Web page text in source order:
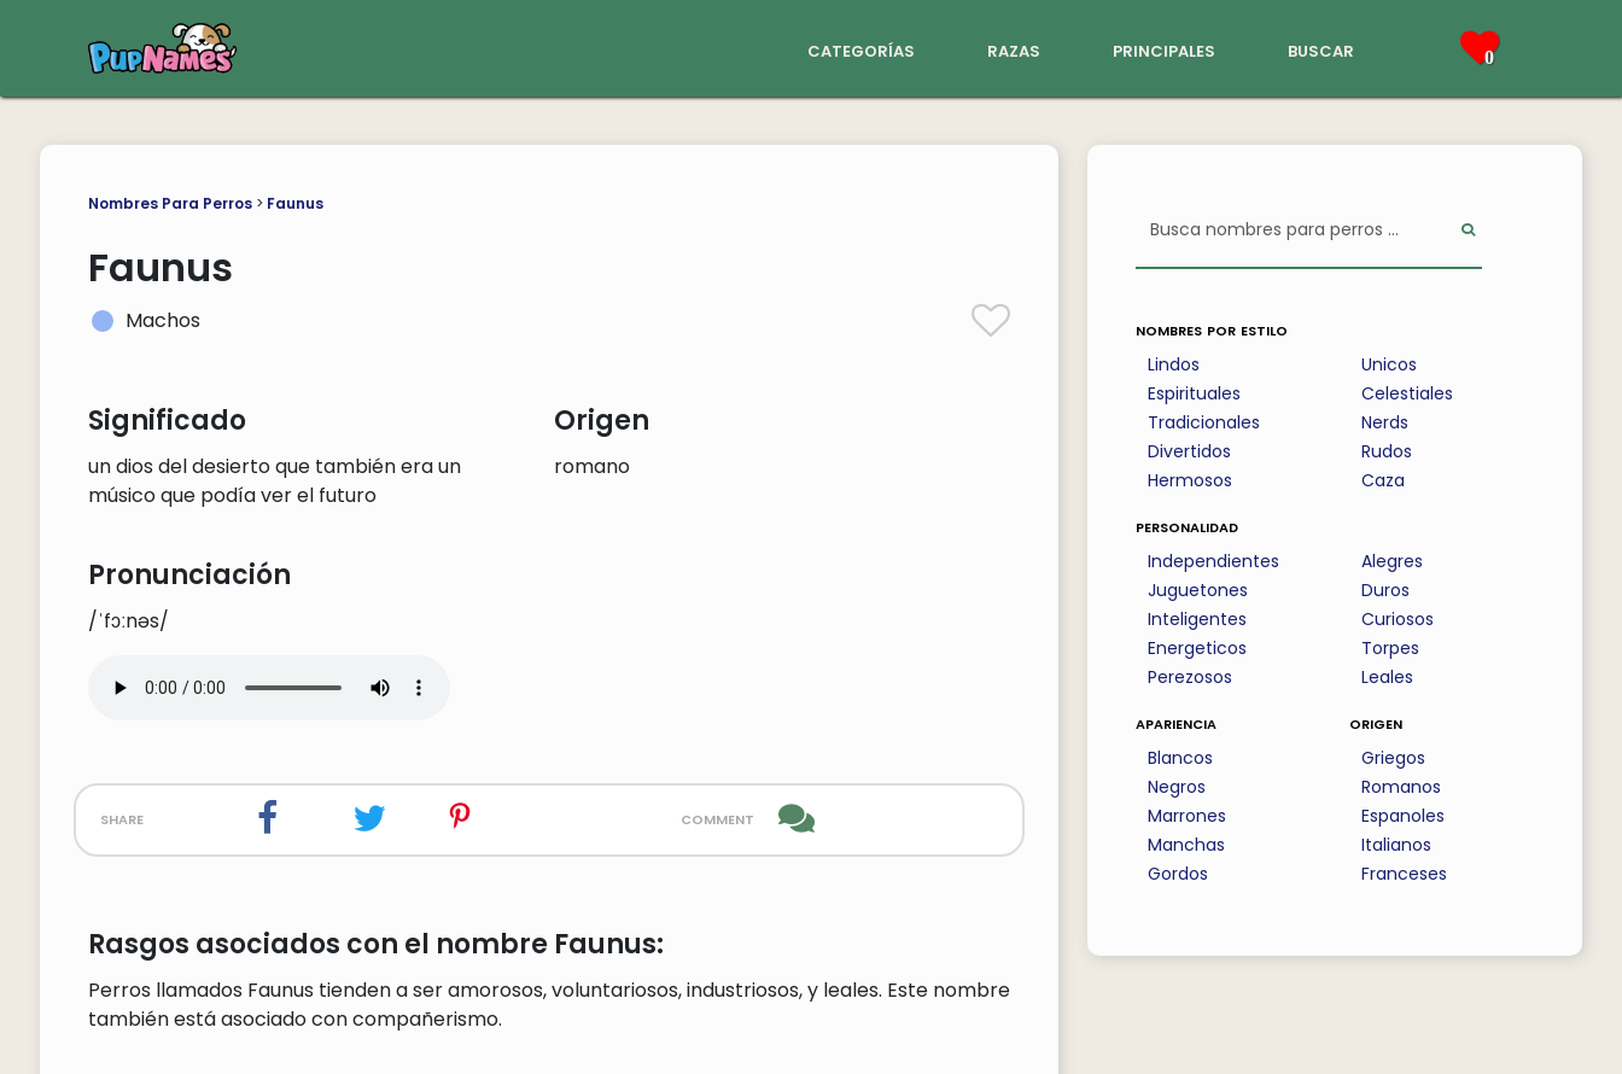
categorías razas principales buscar 0
Nombres Para Perros> Faunus
Faunus
Machos
Significado
un dios del desierto que también era un
músico que podía ver el futuro
Origen
romano
Pronunciación
/ˈfɔːnəs/
share comment
Rasgos asociados con el nombre Faunus:
Perros llamados Faunus tienden a ser amorosos, voluntariosos, industriosos, y leales. Este nombre
también está asociado con compañerismo.
nombres por estilo
Lindos
Espirituales
Tradicionales
Divertidos
Hermosos
Unicos
Celestiales
Nerds
Rudos
Caza
personalidad
Independientes
Juguetones
Inteligentes
Energeticos
Perezosos
Alegres
Duros
Curiosos
Torpes
Leales
apariencia
Blancos
Negros
Marrones
Manchas
Gordos
origen
Griegos
Romanos
Espanoles
Italianos
Franceses